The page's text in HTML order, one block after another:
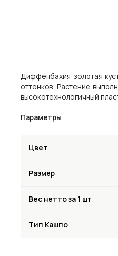
Диффенбахия золотая
оттенков. Растение
высокотехнологичный
Параметры
Цвет
Размер
Вес нетто за 1 шт
Тип Кашпо